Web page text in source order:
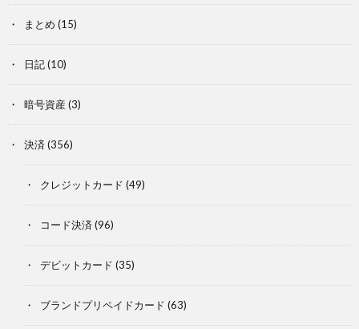
まとめ (15)
日記(10)
暗号資産 (3)
決済 (356)
クレジットカード (49)
コード決済 (96)
デビットカード (35)
ブランドプリペイドカード (63)